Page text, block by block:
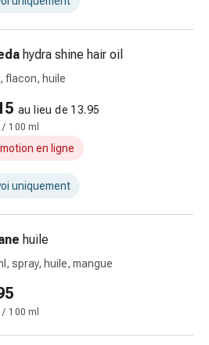
hydra shine hair oil
flacon, huile
au lieu de 13.95
100 ml
en ligne
uniquement
huile
spray, huile, mangue
100 ml